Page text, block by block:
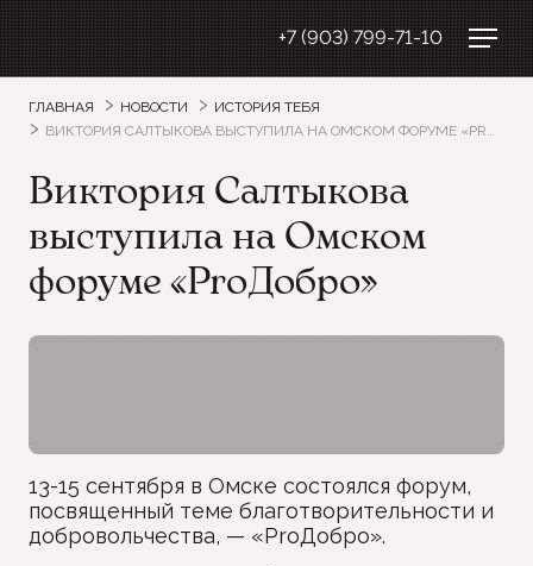
+7 (903) 799-71-10
ГЛАВНАЯ НОВОСТИ
ИСТОРИЯ ТЕБЯ
ВИКТОРИЯ САЛТЫКОВА ВЫСТУПИЛА НА ОМСКОМ ФОРУМЕ «PROДОБРО»
Виктория Салтыкова
выступила на Омском
форуме «ProДобро»
13-15 сентября в Омске состоялся форум,
посвященный теме благотворительности и
добровольчества, — «ProДобро».